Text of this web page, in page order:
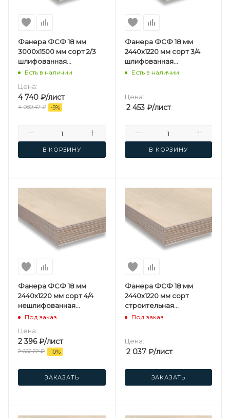
Фанера ФСФ 18 мм
3000х1500 мм сорт 2/3
шлифованная
березовая
Есть в наличии
Цена:
4 740 ₽/лист
4 989.47₽ -5%
В КОРЗИНУ
Фанера ФСФ 18 мм
2440х1220 мм сорт 3/4
шлифованная
березовая
Есть в наличии
Цена:
2 453₽/лист
В КОРЗИНУ
Фанера ФСФ 18 мм
2440х1220 мм сорт 4/4
нешлифованная
березовая
Под заказ
Цена:
2 396₽/лист
2 662.22₽ -10%
ЗАКАЗАТЬ
Фанера ФСФ 18 мм
2440х1220 мм сорт
строительная
нешлифованная
Под заказ
Цена:
2 037₽/лист
ЗАКАЗАТЬ